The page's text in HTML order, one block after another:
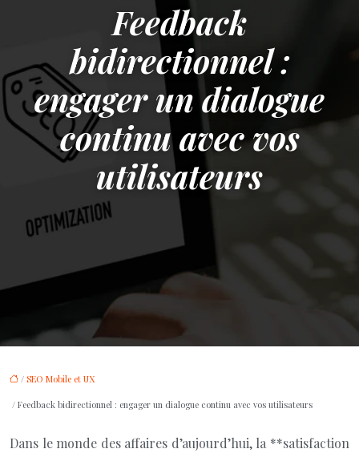
Feedback
bidirectionnel :
engager un dialogue
continu avec vos
utilisateurs
/ SEO Mobile et UX
/ Feedback bidirectionnel : engager un dialogue continu avec vos utilisateurs
Dans le monde des affaires d’aujourd’hui, la **satisfaction